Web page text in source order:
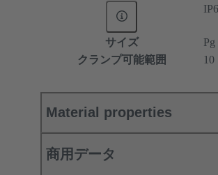
サイズ
Pg
クランプ可能範囲
10
Material properties
商用データ